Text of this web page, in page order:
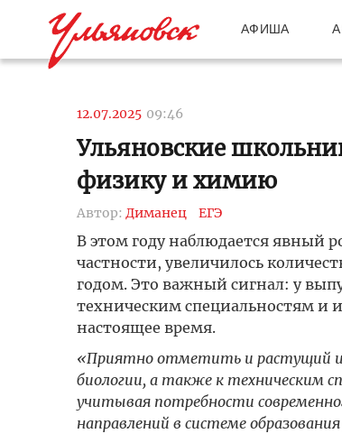
АФИША
12.07.2025 09:46
Ульяновские
физику и химию
Автор: Диманец ЕГЭ
В этом году наблюдается явный
частности, увеличилось
годом. Это важный сигнал: у
техническим специальностям и
настоящее время.
«Приятно отметить и растущий
биологии, а также к техническим
учитывая потребности
направлений в системе